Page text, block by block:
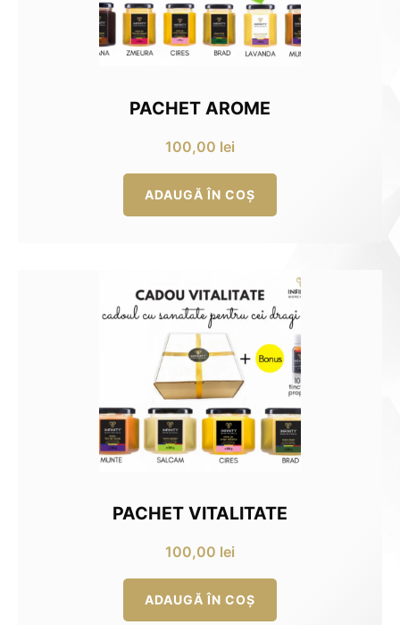
PACHET AROME
100,00 lei
ADAUGĂ ÎN COȘ
PACHET VITALITATE
100,00 lei
ADAUGĂ ÎN COȘ